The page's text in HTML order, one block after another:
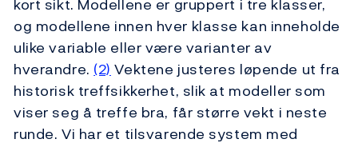
og modellene innen hver klasse kan inneholde
ulike variable eller være varianter av
hverandre. (2) Vektene justeres løpende ut fra
historisk treffsikkerhet, slik at modeller som
viser seg å treffe bra, får større vekt i neste
runde. Vi har et tilsvarende system med